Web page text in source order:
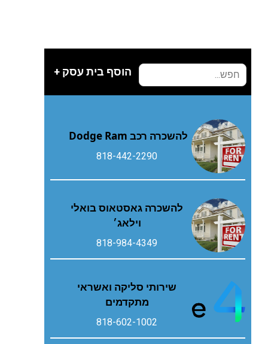
הוסף בית עסק +
להשכרה רכב Dodge Ram
818-442-2290
להשכרה גאסטאוס בואלי
וילאג׳
818-984-4349
שירותי סליקה ואשראי
מתקדמים
818-602-1002